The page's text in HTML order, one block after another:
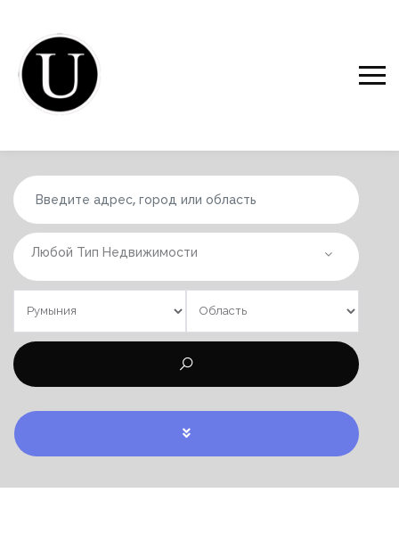
Любой Тип Недвижимости